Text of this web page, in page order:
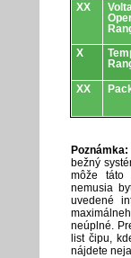
XX
X
XX
Poznámka:
bežný
môže táto
nemusia
uvedené
neúplné.
list čipu,
nájdete